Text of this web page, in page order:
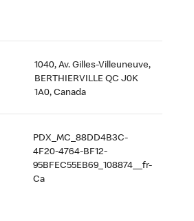
1040, Av. Gilles-Villeuneuve,
BERTHIERVILLE QC J0K
1A0, Canada
PDX_MC_88DD4B3C-
4F20-4764-BF12-
95BFEC55EB69_108874__fr-
Ca